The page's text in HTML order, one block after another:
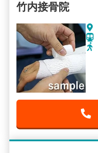
竹内接骨院